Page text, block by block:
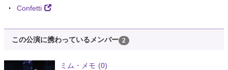
Confetti
この公演に携わっているメンバー 2
ミム・メモ (0)